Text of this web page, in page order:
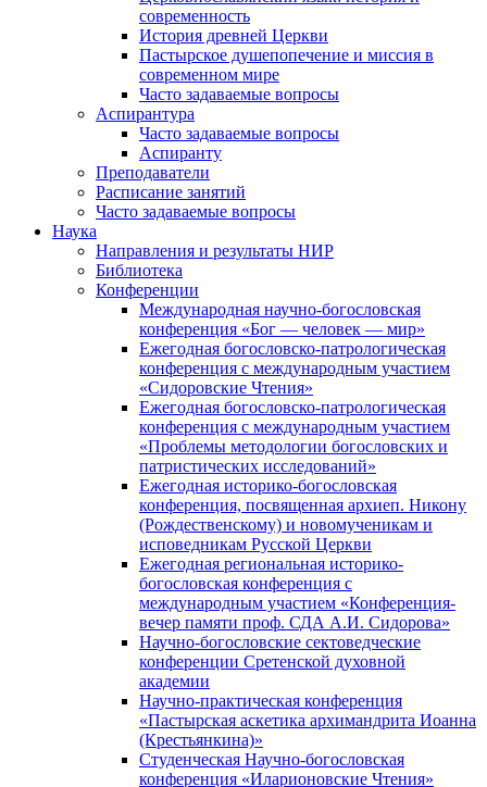
современность
История древней Церкви
Пастырское душепопечение и миссия в
современном мире
Часто задаваемые вопросы
Аспирантура
Часто задаваемые вопросы
Аспиранту
Преподаватели
Расписание занятий
Часто задаваемые вопросы
Наука
Направления и результаты НИР
Библиотека
Конференции
Международная научно-богословская
конференция «Бог — человек — мир»
Ежегодная богословско-патрологическая
конференция с международным участием
«Сидоровские Чтения»
Ежегодная богословско-патрологическая
конференция с международным участием
«Проблемы методологии богословских и
патристических исследований»
Ежегодная историко-богословская
конференция, посвященная архиеп. Никону
(Рождественскому) и новомученикам и
исповедникам Русской Церкви
Ежегодная региональная историко-
богословская конференция с
международным участием «Конференция-
вечер памяти проф. СДА А.И. Сидорова»
Научно-богословские сектоведческие
конференции Сретенской духовной
академии
Научно-практическая конференция
«Пастырская аскетика архимандрита Иоанна
(Крестьянкина)»
Студенческая Научно-богословская
конференция «Иларионовские Чтения»